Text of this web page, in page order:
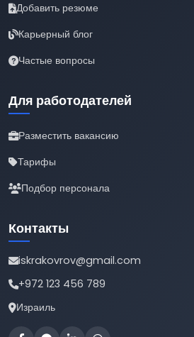
Добавить резюме
Карьерный блог
Частые вопросы
Для работодателей
Разместить вакансию
Тарифы
Подбор персонала
Контакты
iskrakovrov@gmail.com
+972 123 456 789
Израиль